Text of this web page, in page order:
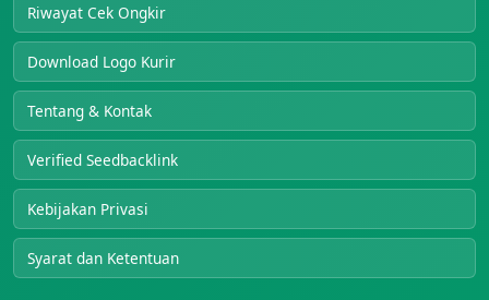
Riwayat Cek Ongkir
Download Logo Kurir
Tentang & Kontak
Verified Seedbacklink
Kebijakan Privasi
Syarat dan Ketentuan